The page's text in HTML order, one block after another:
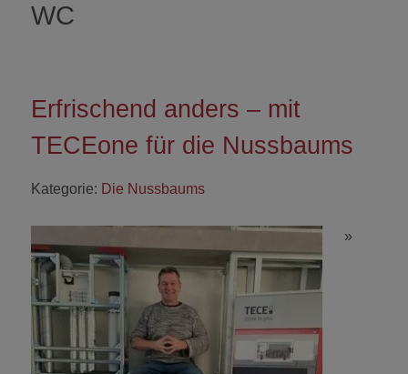
WC
Erfrischend anders – mit
TECEone für die Nussbaums
Kategorie: Die Nussbaums
»